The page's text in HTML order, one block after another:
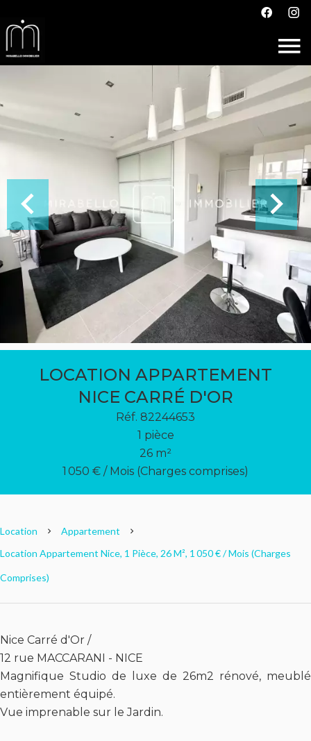
LOCATION APPARTEMENT
NICE CARRÉ D'OR
Réf. 82244653
1 pièce
26 m²
1 050 € / Mois (Charges comprises)
Location
Appartement
Location Appartement Nice, 1 Pièce, 26 M², 1 050 € / Mois (Charges
Comprises)
Nice Carré d'Or /
12 rue MACCARANI - NICE
Magnifique Studio de luxe de 26m2 rénové, meublé
entièrement équipé.
Vue imprenable sur le Jardin.